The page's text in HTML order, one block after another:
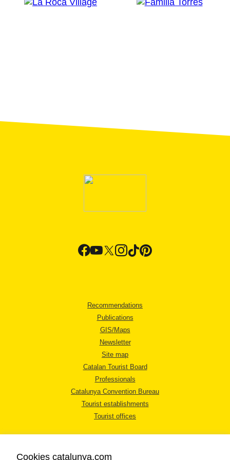
Recommendations
Publications
GIS/Maps
Newsletter
Site map
Catalan Tourist Board
Professionals
Catalunya Convention Bureau
Tourist establishments
Tourist offices
Cookies catalunya.com